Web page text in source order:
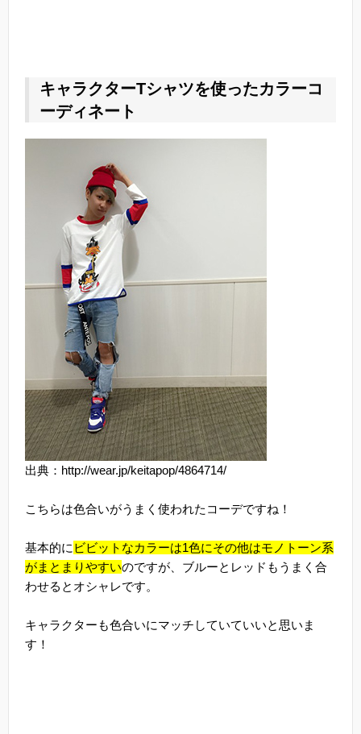
キャラクターTシャツを使ったカラーコ
ーディネート
出典：http://wear.jp/keitapop/4864714/
こちらは色合いがうまく使われたコーデですね！
基本的に ビビットなカラーは1色にその他はモノトーン系
がまとまりやすいのですが、ブルーとレッドもうまく合
わせるとオシャレです。
キャラクターも色合いにマッチしていていいと思いま
す！